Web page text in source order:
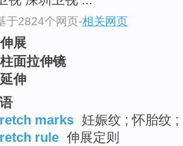
于2824个网页-相关网页
伸展
柱面拉伸镜
延伸
marks 妊娠纹 ; 怀胎纹
rule 伸展定则